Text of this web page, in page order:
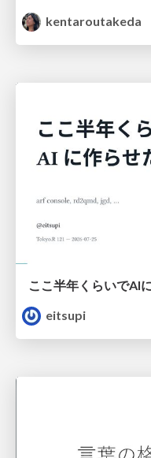
kentaroutakeda
ここ半年くらいでAI
eitsupi